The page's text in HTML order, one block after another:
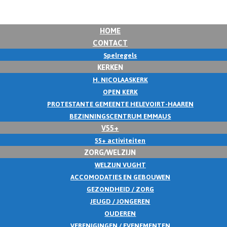
HOME
CONTACT
Spelregels
KERKEN
H. NICOLAASKERK
OPEN KERK
PROTESTANTE GEMEENTE HELEVOIRT-HAAREN
BEZINNINGSCENTRUM EMMAUS
V55+
55+ activiteiten
ZORG/WELZIJN
WELZIJN VUGHT
ACCOMODATIES EN GEBOUWEN
GEZONDHEID / ZORG
JEUGD / JONGEREN
OUDEREN